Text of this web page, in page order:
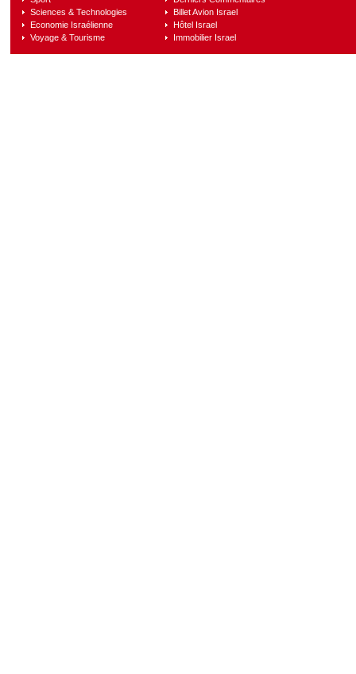
Sciences & Technologies
Economie Israélienne
Voyage & Tourisme
Billet Avion Israel
Hôtel Israel
Immobilier Israel